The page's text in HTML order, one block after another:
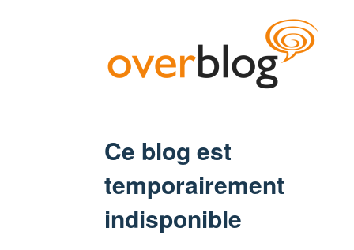
Ce blog est
temporairement
indisponible